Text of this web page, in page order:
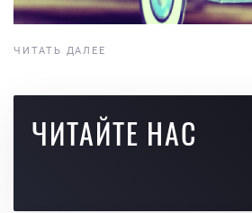
ЧИТАТЬ ДАЛЕЕ
ЧИТАЙТЕ НАС